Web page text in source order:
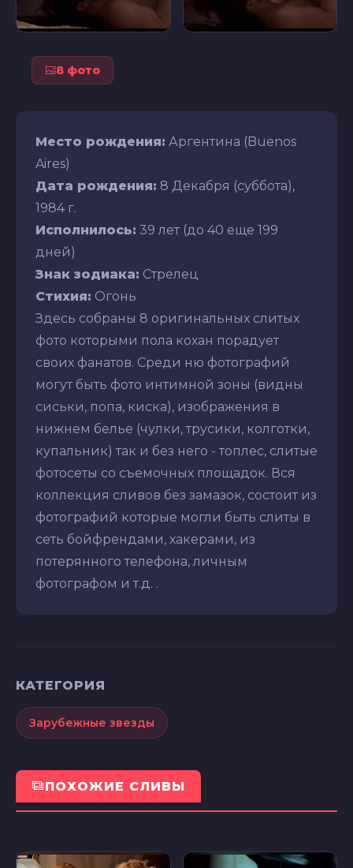
8 фото
Место рождения: Аргентина (Buenos
Aires)
Дата рождения: 8 Декабря (суббота),
1984 г.
Исполнилось: 39 лет (до 40 еще 199
дней)
Знак зодиака: Стрелец
Стихия: Огонь
Здесь собраны 8 оригинальных слитых
фото которыми пола кохан порадует
своих фанатов. Среди ню фотографий
могут быть фото интимной зоны (видны
сиськи, попа, киска), изображения в
нижнем белье (чулки, трусики, колготки,
купальник) так и без него - топлес, слитые
фотосеты со съемочных площадок. Вся
коллекция сливов без замазок, состоит из
фотографий которые могли быть слиты в
сеть бойфрендами, хакерами, из
потерянного телефона, личным
фотографом и т.д. .
КАТЕГОРИЯ
Зарубежные звезды
ПОХОЖИЕ СЛИВЫ